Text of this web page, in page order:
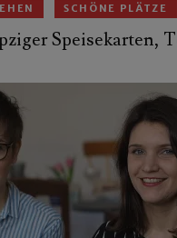
SCHÖNE PLÄTZE
Speisekarten,